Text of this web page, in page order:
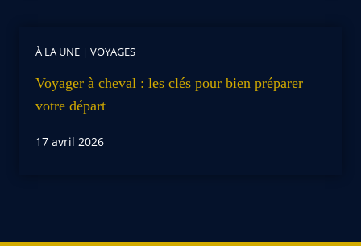
À LA UNE | VOYAGES
Voyager à cheval : les clés pour bien préparer
votre départ
17 avril 2026